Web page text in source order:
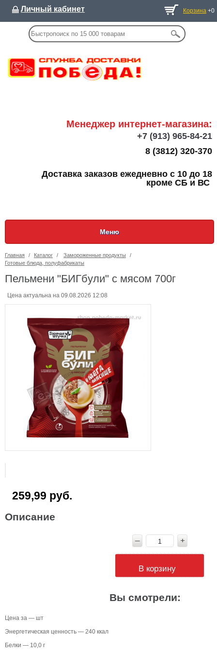
Личный кабинет Корзина +0
Менеджер интернет-магазина:
+7 (913) 965-84-21
8 (3812) 320-370
Доставка заказов ежедневно с 10 до 18
кроме СБ и ВС
Меню
Главная / Каталог / Замороженные продукты
/
Готовые блюда, полуфабрикаты
Пельмени "БИГбули" с мясом 700г
Цена актуальна на 09.08.2026 12:08
259,99 руб.
Описание
В корзину
Вы смотрели:
Цена за — шт
Энергетическая ценность — 240 ккал
Белки — 10,0 г